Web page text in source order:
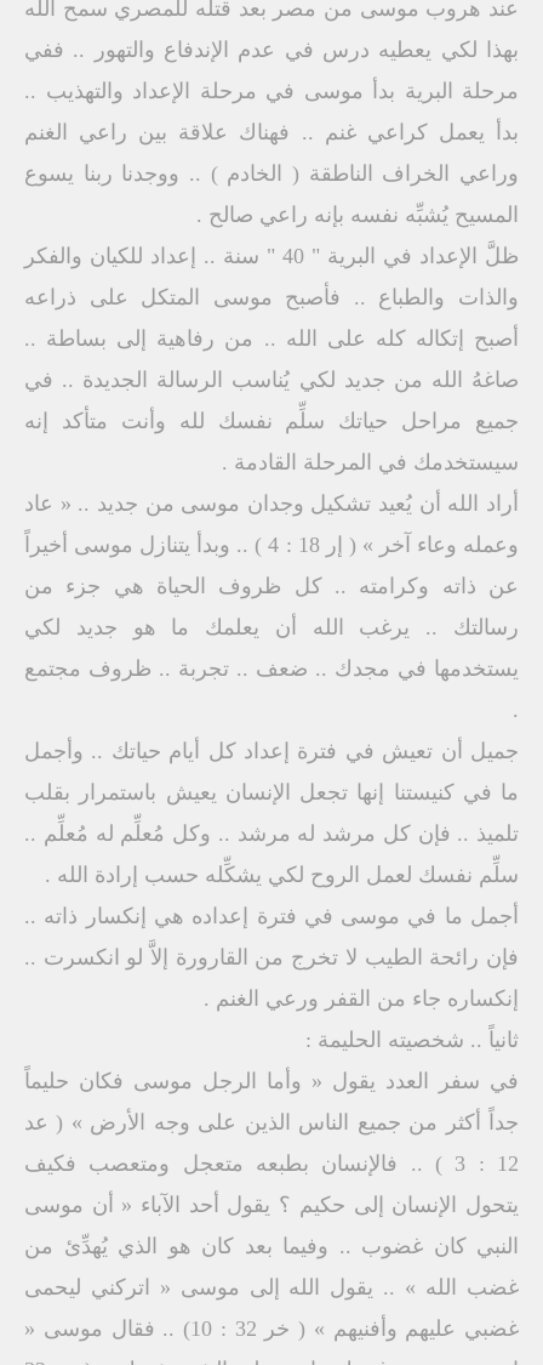
عند هروب موسى من مصر بعد قتله للمصري سمح الله
بهذا لكي يعطيه درس في عدم الإندفاع والتهور .. ففي
مرحلة البرية بدأ موسى في مرحلة الإعداد والتهذيب ..
بدأ يعمل كراعي غنم .. فهناك علاقة بين راعي الغنم
وراعي الخراف الناطقة ( الخادم ) .. ووجدنا ربنا يسوع
المسيح يُشبِّه نفسه بإنه راعي صالح .
ظلَّ الإعداد في البرية " 40 " سنة .. إعداد للكيان والفكر
والذات والطباع .. فأصبح موسى المتكل على ذراعه
أصبح إتكاله كله على الله .. من رفاهية إلى بساطة ..
صاغهُ الله من جديد لكي يُناسب الرسالة الجديدة .. في
جميع مراحل حياتك سلِّم نفسك لله وأنت متأكد إنه
سيستخدمك في المرحلة القادمة .
أراد الله أن يُعيد تشكيل وجدان موسى من جديد .. « عاد
وعمله وعاء آخر » ( إر 18 : 4 ) .. وبدأ يتنازل موسى أخيراً
عن ذاته وكرامته .. كل ظروف الحياة هي جزء من
رسالتك .. يرغب الله أن يعلمك ما هو جديد لكي
يستخدمها في مجدك .. ضعف .. تجربة .. ظروف مجتمع
.
جميل أن تعيش في فترة إعداد كل أيام حياتك .. وأجمل
ما في كنيستنا إنها تجعل الإنسان يعيش باستمرار بقلب
تلميذ .. فإن كل مرشد له مرشد .. وكل مُعلِّم له مُعلِّم ..
سلِّم نفسك لعمل الروح لكي يشكِّله حسب إرادة الله .
أجمل ما في موسى في فترة إعداده هي إنكسار ذاته ..
فإن رائحة الطيب لا تخرج من القارورة إلاَّ لو انكسرت ..
إنكساره جاء من القفر ورعي الغنم .
ثانياً .. شخصيته الحليمة :
في سفر العدد يقول « وأما الرجل موسى فكان حليماً
جداً أكثر من جميع الناس الذين على وجه الأرض » ( عد
12 : 3 ) .. فالإنسان بطبعه متعجل ومتعصب فكيف
يتحول الإنسان إلى حكيم ؟ يقول أحد الآباء « أن موسى
النبي كان غضوب .. وفيما بعد كان هو الذي يُهدِّئ من
غضب الله » .. يقول الله إلى موسى « اتركني ليحمى
غضبي عليهم وأفنيهم » ( خر 32 : 10) .. فقال موسى «